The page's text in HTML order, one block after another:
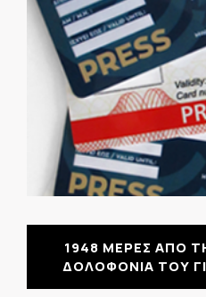
1948 ΜΕΡΕΣ ΑΠΟ
ΔΟΛΟΦΟΝΙΑ ΤΟΥ